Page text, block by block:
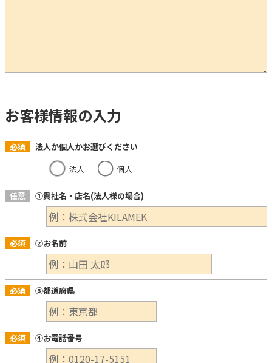
お客様情報の入力
必須
法人か個人かお選びください
法人
個人
任意 ①貴社名・店名(法人様の場合)
必須 ②お名前
必須 ③都道府県
必須 ④お電話番号